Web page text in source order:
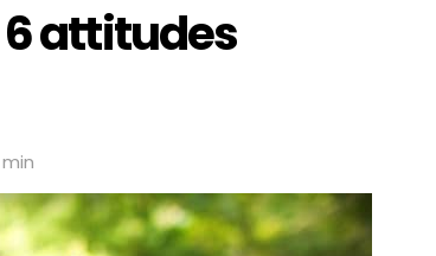
6 attitudes